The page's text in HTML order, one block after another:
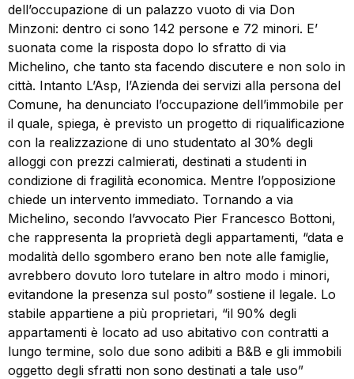
dell’occupazione di un palazzo vuoto di via Don
Minzoni: dentro ci sono 142 persone e 72 minori. E’
suonata come la risposta dopo lo sfratto di via
Michelino, che tanto sta facendo discutere e non solo in
città. Intanto L’Asp, l’Azienda dei servizi alla persona del
Comune, ha denunciato l’occupazione dell’immobile per
il quale, spiega, è previsto un progetto di riqualificazione
con la realizzazione di uno studentato al 30% degli
alloggi con prezzi calmierati, destinati a studenti in
condizione di fragilità economica. Mentre l’opposizione
chiede un intervento immediato. Tornando a via
Michelino, secondo l’avvocato Pier Francesco Bottoni,
che rappresenta la proprietà degli appartamenti, “data e
modalità dello sgombero erano ben note alle famiglie,
avrebbero dovuto loro tutelare in altro modo i minori,
evitandone la presenza sul posto” sostiene il legale. Lo
stabile appartiene a più proprietari, “il 90% degli
appartamenti è locato ad uso abitativo con contratti a
lungo termine, solo due sono adibiti a B&B e gli immobili
oggetto degli sfratti non sono destinati a tale uso”